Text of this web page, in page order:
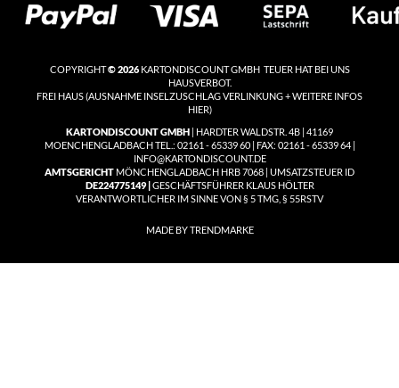
COPYRIGHT© 2026KARTONDISCOUNT GMBH TEUER HAT BEI UNS
HAUSVERBOT.
FREI HAUS(AUSNAHME INSELZUSCHLAG VERLINKUNG + WEITERE INFOS
HIER)
KARTONDISCOUNT GMBH | HARDTER WALDSTR. 4B | 41169
MOENCHENGLADBACH TEL.: 02161 - 65339 60 | FAX: 02161 - 65339 64 |
INFO@KARTONDISCOUNT.DE
AMTSGERICHT MÖNCHENGLADBACH HRB 7068 | UMSATZSTEUER ID
DE224775149 | GESCHÄFTSFÜHRER KLAUS HÖLTER
VERANTWORTLICHER IM SINNE VON § 5 TMG, § 55RSTV
MADE BY TRENDMARKE